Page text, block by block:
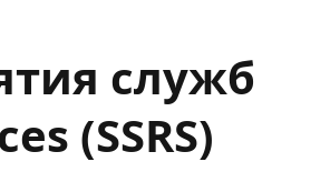
служб
(SSRS)